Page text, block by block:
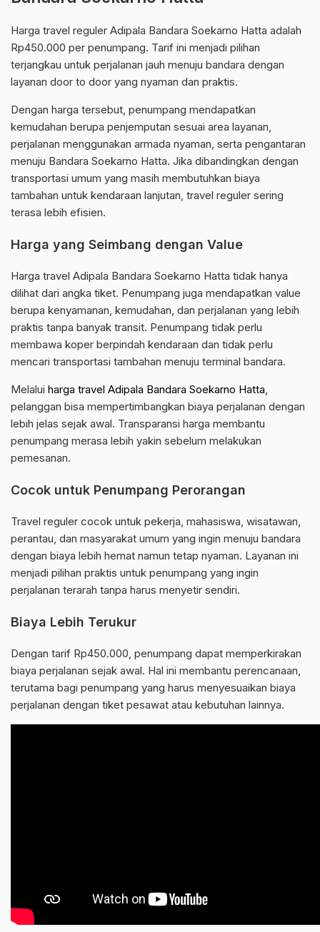
Harga travel reguler Adipala Bandara Soekarno Hatta adalah
Rp450.000 per penumpang. Tarif ini menjadi pilihan
terjangkau untuk perjalanan jauh menuju bandara dengan
layanan door to door yang nyaman dan praktis.
Dengan harga tersebut, penumpang mendapatkan
kemudahan berupa penjemputan sesuai area layanan,
perjalanan menggunakan armada nyaman, serta pengantaran
menuju Bandara Soekarno Hatta. Jika dibandingkan dengan
transportasi umum yang masih membutuhkan biaya
tambahan untuk kendaraan lanjutan, travel reguler sering
terasa lebih efisien.
Harga yang Seimbang dengan Value
Harga travel Adipala Bandara Soekarno Hatta tidak hanya
dilihat dari angka tiket. Penumpang juga mendapatkan value
berupa kenyamanan, kemudahan, dan perjalanan yang lebih
praktis tanpa banyak transit. Penumpang tidak perlu
membawa koper berpindah kendaraan dan tidak perlu
mencari transportasi tambahan menuju terminal bandara.
Melalui harga travel Adipala Bandara Soekarno Hatta,
pelanggan bisa mempertimbangkan biaya perjalanan dengan
lebih jelas sejak awal. Transparansi harga membantu
penumpang merasa lebih yakin sebelum melakukan
pemesanan.
Cocok untuk Penumpang Perorangan
Travel reguler cocok untuk pekerja, mahasiswa, wisatawan,
perantau, dan masyarakat umum yang ingin menuju bandara
dengan biaya lebih hemat namun tetap nyaman. Layanan ini
menjadi pilihan praktis untuk penumpang yang ingin
perjalanan terarah tanpa harus menyetir sendiri.
Biaya Lebih Terukur
Dengan tarif Rp450.000, penumpang dapat memperkirakan
biaya perjalanan sejak awal. Hal ini membantu perencanaan,
terutama bagi penumpang yang harus menyesuaikan biaya
perjalanan dengan tiket pesawat atau kebutuhan lainnya.